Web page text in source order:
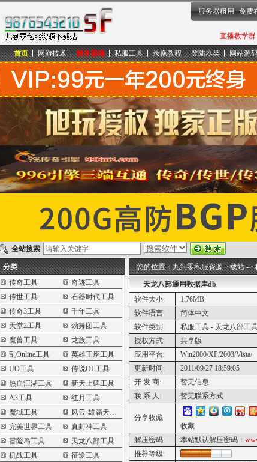
九到零私服资源下载站
直播教学群
服务器租用 免费
首页 网游技术 服务器端 私服工具 录像教程 登陆器类 网站源
全站搜索
分类
传奇工具
奇迹工具
传世工具
石器时代工具
传奇3工具
千年工具
天堂2工具
劲舞团工具
魔兽工具
龙族工具
乱Online工具
英雄王座工具
UO工具
传说OL工具
热血江湖工具
新天上碑工具
A3工具
红月工具
魔域工具
风云-雄霸天下工具
完美世界工具
真封神工具
冒险岛工具
天龙八部工具
机战工具
征途工具
您的位置：九到零私服资源下载站->
天龙八部通用数据库db
软件大小:
1.76MB
软件语言:
简体中文
软件类别:
私服工具 - 天龙八部工
授权方式:
共享版
应用平台:
Win2000/XP/2003/Vista/
更新时间:
2011/09/27 18:59:05
开 发 商:
暂无信息
联 系 人:
暂无联系方式
分享收藏
收藏
解压密码:
本站默认解压密码：
推荐等级: